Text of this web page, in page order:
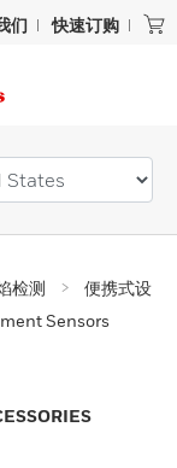
们 快速订购
检测
便携式设
Sensors